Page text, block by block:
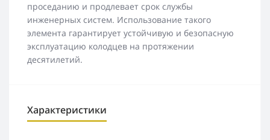
проседанию и продлевает срок службы
инженерных систем. Использование такого
элемента гарантирует устойчивую и безопасную
эксплуатацию колодцев на протяжении
десятилетий.
Характеристики